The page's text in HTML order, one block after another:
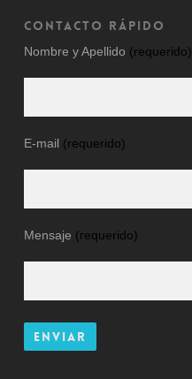
CONTACTO RÁPIDO
Nombre y Apellido (requerido)
E-mail (requerido)
Mensaje (requerido)